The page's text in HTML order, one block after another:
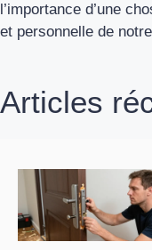
l’importance d’une
et personnelle de
Articles